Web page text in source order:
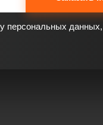
персональных данных,